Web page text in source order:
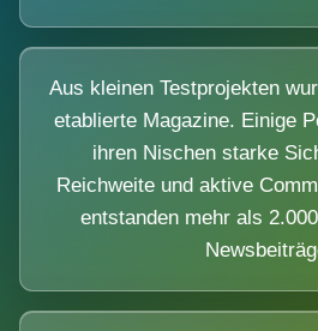
Aus kleinen Testprojekten
etablierte Magazine. Einige
ihren Nischen starke
Reichweite und aktive
entstanden mehr als